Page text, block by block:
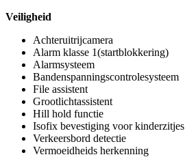
Veiligheid
Achteruitrijcamera
Alarm klasse 1(startblokkering)
Alarmsysteem
Bandenspanningscontrolesysteem
File assistent
Grootlichtassistent
Hill hold functie
Isofix bevestiging voor kinderzitjes
Verkeersbord detectie
Vermoeidheids herkenning